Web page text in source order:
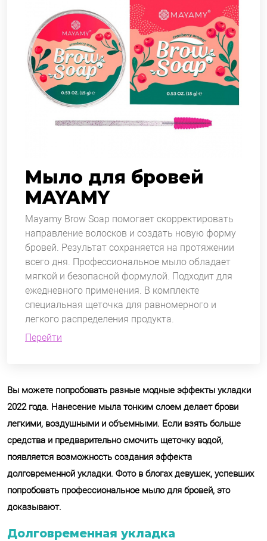
Мыло для бровей
MAYAMY
Mayamy Brow Soap помогает скорректировать
направление волосков и создать новую форму
бровей. Результат сохраняется на протяжении
всего дня. Профессиональное мыло обладает
мягкой и безопасной формулой. Подходит для
ежедневного применения. В комплекте
специальная щеточка для равномерного и
легкого распределения продукта.
Перейти
Вы можете попробовать разные модные эффекты укладки
2022 года. Нанесение мыла тонким слоем делает брови
легкими, воздушными и объемными. Если взять больше
средства и предварительно смочить щеточку водой,
появляется возможность создания эффекта
долговременной укладки. Фото в блогах девушек, успевших
попробовать профессиональное мыло для бровей, это
доказывают.
Долговременная укладка